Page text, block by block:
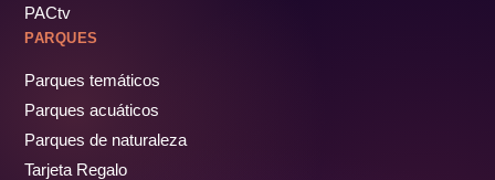
PACtv
PARQUES
Parques temáticos
Parques acuáticos
Parques de naturaleza
Tarjeta Regalo